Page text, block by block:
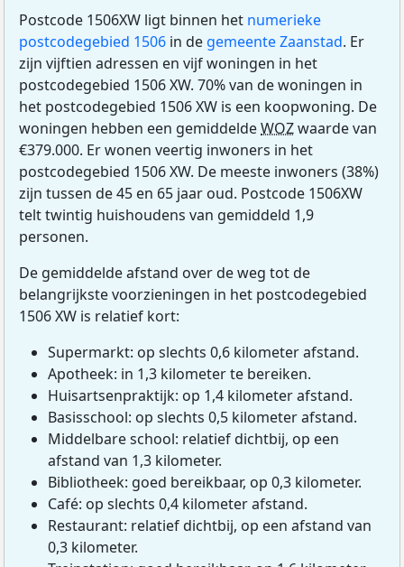
Postcode 1506XW ligt binnen het numerieke
postcodegebied 1506 in de gemeente Zaanstad. Er
zijn vijftien adressen en vijf woningen in het
postcodegebied 1506 XW. 70% van de woningen in
het postcodegebied 1506 XW is een koopwoning. De
woningen hebben een gemiddeldeWOZwaarde van
€379.000. Er wonen veertig inwoners in het
postcodegebied 1506 XW. De meeste inwoners (38%)
zijn tussen de 45 en 65 jaar oud. Postcode 1506XW
telt twintig huishoudens van gemiddeld 1,9
personen.
De gemiddelde afstand over de weg tot de
belangrijkste voorzieningen in het postcodegebied
1506 XW is relatief kort:
Supermarkt: op slechts 0,6 kilometer afstand.
Apotheek: in 1,3 kilometer te bereiken.
Huisartsenpraktijk: op 1,4 kilometer afstand.
Basisschool: op slechts 0,5 kilometer afstand.
Middelbare school: relatief dichtbij, op een
afstand van 1,3 kilometer.
Bibliotheek: goed bereikbaar, op 0,3 kilometer.
Café: op slechts 0,4 kilometer afstand.
Restaurant: relatief dichtbij, op een afstand van
0,3 kilometer.